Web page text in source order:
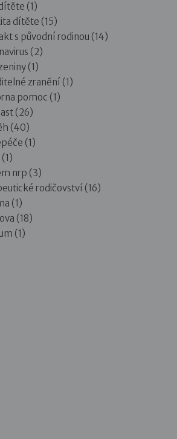
(1)
dítěte (15)
s původní rodinou (14)
(2)
(1)
zranění (1)
pomoc (1)
(26)
(40)
(1)
nrp (3)
rodičovství (16)
(1)
(18)
(1)